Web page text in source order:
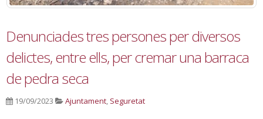
Denunciades tres persones per diversos
delictes, entre ells, per cremar una barraca
de pedra seca
19/09/2023 Ajuntament, Seguretat